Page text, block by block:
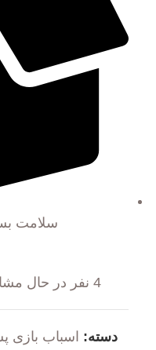
سلامت
4 نفر در حال
دسته: اسباب بازی